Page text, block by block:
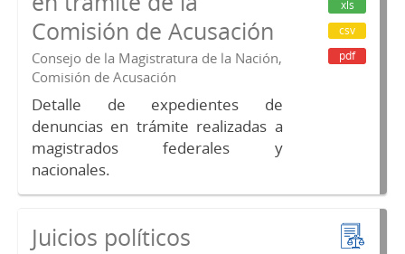
Comisión de Acusación
Consejo de la Magistratura de la Nación,
Comisión de Acusación
Detalle de expedientes de
denuncias en trámite realizadas a
magistrados federales y
nacionales.
xls
csv
pdf
Juicios políticos